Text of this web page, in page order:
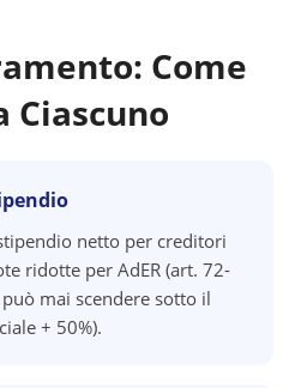
Come
Ciascuno
netto per creditori
ridotte per AdER (art. 72-
mai scendere sotto il
+ 50%).